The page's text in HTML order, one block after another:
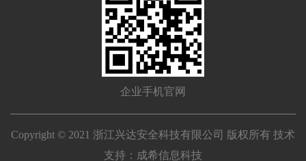
企业手机官网
Copyright © 2021 浙江兴达安全科技有限公司 版权所有 技术
支持： 成希信息科技